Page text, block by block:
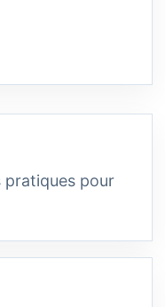
pratiques pour